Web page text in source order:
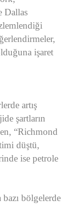
Dallas
işaret
artış
şartların
“Richmond
düştü,
ise petrole
bölgelerde